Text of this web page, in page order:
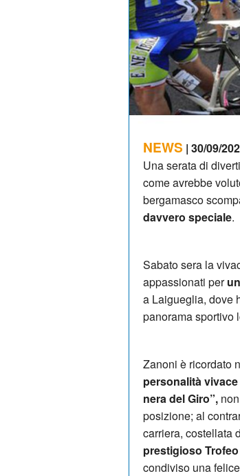
NEWS | 30/09/
Una serata di
come avrebbe
bergamasco
davvero speciale.
Sabato sera la
appassionati per
a Laigueglia, dove
panorama sportivo
Zanoni è ricordato
personalità
nera del Giro”,
posizione; al
carriera, costellata
prestigioso
condiviso una